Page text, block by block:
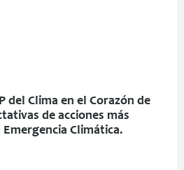
del Clima en el Corazón de
de acciones más
Climática.